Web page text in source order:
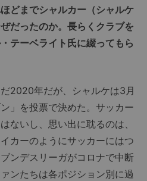
どまでシャルカー（シャルケ
だったのか。長らくクラブを
テーベライト氏に綴ってもら
2020年だが、シャルケは3月
」を投票で決めた。サッカー
ないし、思い出に耽るのは、
カーのようにサッカーにはつ
ンデスリーガがコロナで中断
ンたちは各ポジション別に過